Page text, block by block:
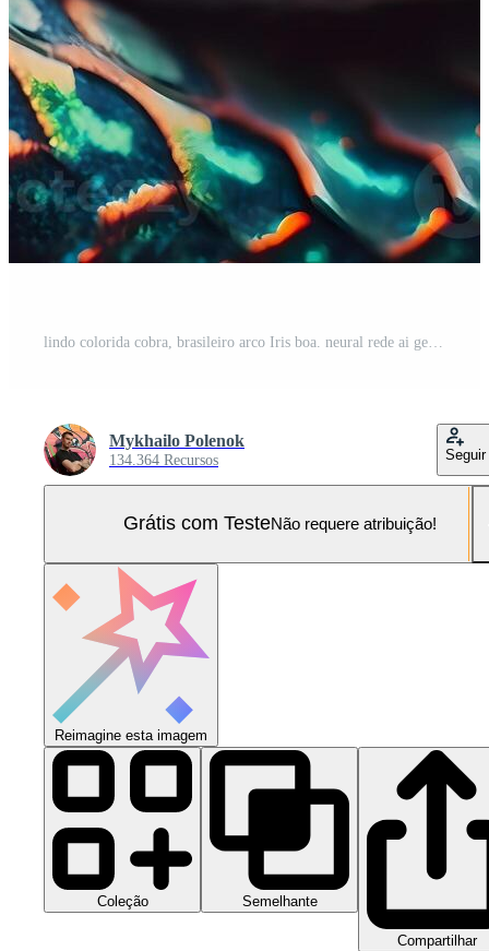
Mykhailo Polenok
134.364 Recursos Seguir
Grátis com TesteNão requere atribuição!
Reimagine esta imagem
Coleção Semelhante
Compartilhar